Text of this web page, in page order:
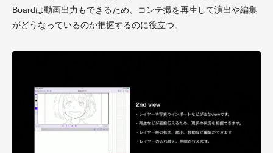
Boardは動画出力もできるため、コンテ撮を再生して演出や編集
がどうなっているのか把握するのに役立つ。